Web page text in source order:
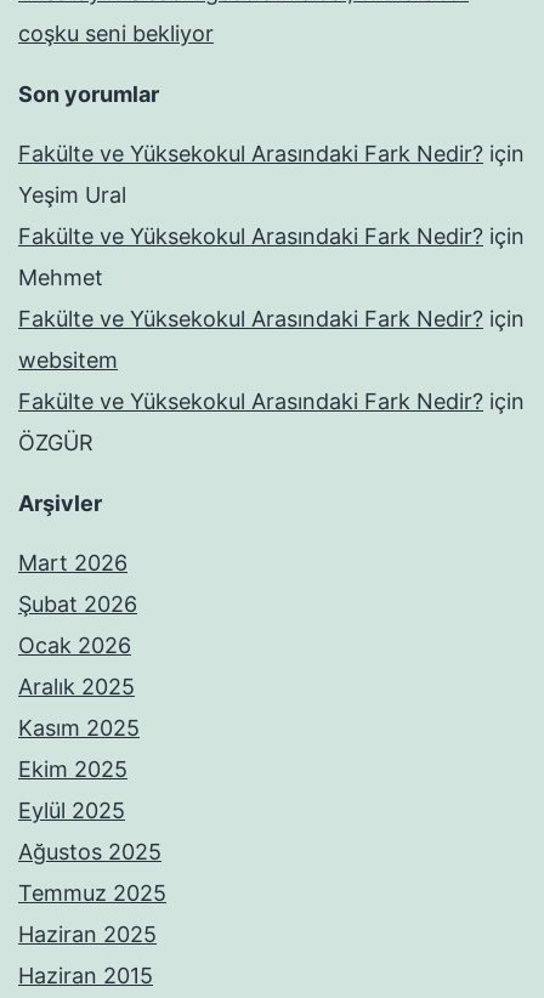
coşku seni bekliyor
Son yorumlar
Fakülte ve Yüksekokul Arasındaki Fark Nedir? için
Yeşim Ural
Fakülte ve Yüksekokul Arasındaki Fark Nedir? için
Mehmet
Fakülte ve Yüksekokul Arasındaki Fark Nedir? için
websitem
Fakülte ve Yüksekokul Arasındaki Fark Nedir? için
ÖZGÜR
Arşivler
Mart 2026
Şubat 2026
Ocak 2026
Aralık 2025
Kasım 2025
Ekim 2025
Eylül 2025
Ağustos 2025
Temmuz 2025
Haziran 2025
Haziran 2015